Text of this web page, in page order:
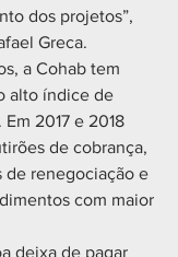
dos projetos”,
Greca.
a Cohab tem
alto índice de
2017 e 2018
de cobrança,
de renegociação e
com maior
deixa de pagar